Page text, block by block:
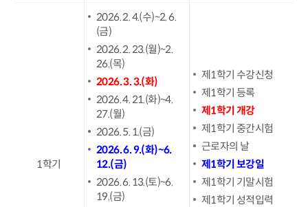
1학기
2026. 2. 4.(수)~2. 6.
(금)
2026. 2. 23.(월)~2.
26.(목)
2026. 3. 3.(화)
2026. 4. 21.(화)~4.
27.(월)
2026. 5. 1.(금)
2026. 6. 9.(화)~6.
12.(금)
2026. 6. 13.(토)~6.
19.(금)
제1학기 수강신청
제1학기 등록
제1학기 개강
제1학기 중간시험
근로자의 날
제1학기 보강일
제1학기 기말시험
제1학기 성적입력